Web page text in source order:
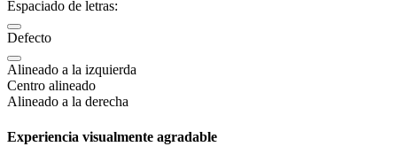
Espaciado de letras:
Defecto
Alineado a la izquierda
Centro alineado
Alineado a la derecha
Experiencia visualmente agradable